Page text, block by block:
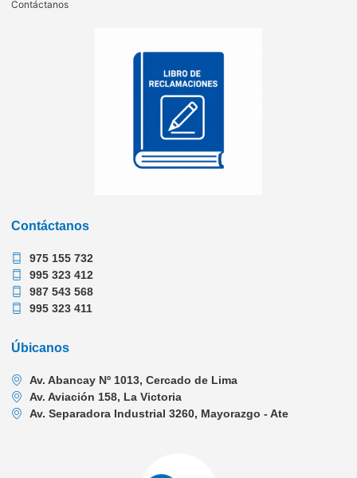
Contáctanos
Contáctanos
975 155 732
995 323 412
987 543 568
995 323 411
Úbicanos
Av. Abancay Nº 1013, Cercado de Lima
Av. Aviación 158, La Victoria
Av. Separadora Industrial 3260, Mayorazgo - Ate